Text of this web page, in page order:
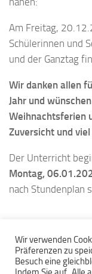
Am Freitag,
Schülerinnen und
und der Ganztag
Wir danken allen
Jahr und
Weihnachtsferien
Zuversicht und
Der Unterricht
Montag,
nach Stundenplan
Wir verwenden
Präferenzen zu
Besuch eine